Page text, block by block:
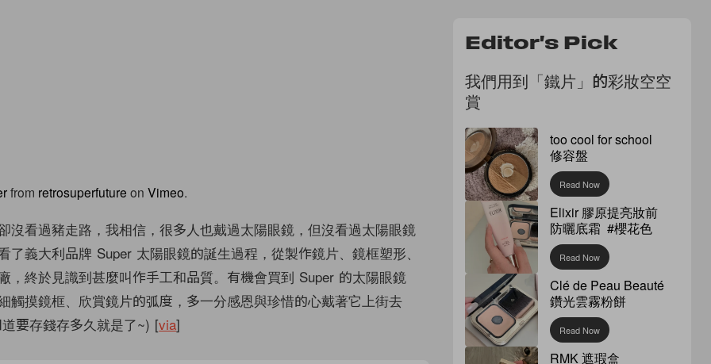
from retrosuperfuture onVimeo.
沒看過豬走路，我相信，很多人也戴過太陽眼鏡，但沒看過太陽眼鏡
了義大利品牌 Super 太陽眼鏡的誕生過程，從製作鏡片、鏡框塑形、
，終於見識到甚麼叫作手工和品質。 有機會買到 Super 的太陽眼鏡
觸摸鏡框、 欣賞鏡片的弧度，多一分感恩與珍惜的心戴著它上街去
要存錢存多久就是了~) [via]
Editor's Pick
我們用到「鐵片」的彩妝空空
賞
too cool for school
修容盤
Read Now
Elixir 膠原提亮妝前
防曬底霜 #櫻花色
Read Now
Clé de Peau Beauté
鑽光雲霧粉餅
Read Now
RMK 遮瑕盒